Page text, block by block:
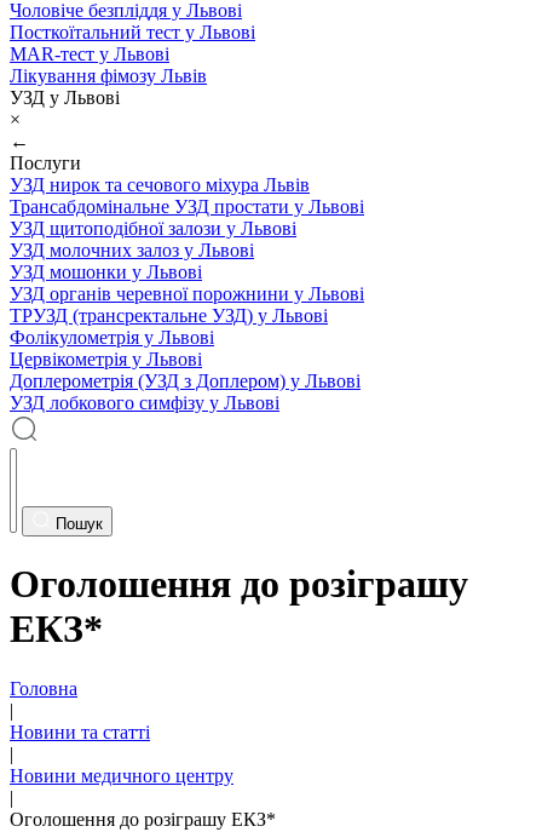
Чоловіче безпліддя у Львові
Посткоїтальний тест у Львові
MAR-тест у Львові
Лікування фімозу Львів
УЗД у Львові
×
←
Послуги
УЗД нирок та сечового міхура Львів
Трансабдомінальне УЗД простати у Львові
УЗД щитоподібної залози у Львові
УЗД молочних залоз у Львові
УЗД мошонки у Львові
УЗД органів черевної порожнини у Львові
ТРУЗД (трансректальне УЗД) у Львові
Фолікулометрія у Львові
Цервікометрія у Львові
Доплерометрія (УЗД з Доплером) у Львові
УЗД лобкового симфізу у Львові
Пошук
Оголошення до розіграшу
ЕКЗ*
Головна
|
Новини та статті
|
Новини медичного центру
|
Оголошення до розіграшу ЕКЗ*